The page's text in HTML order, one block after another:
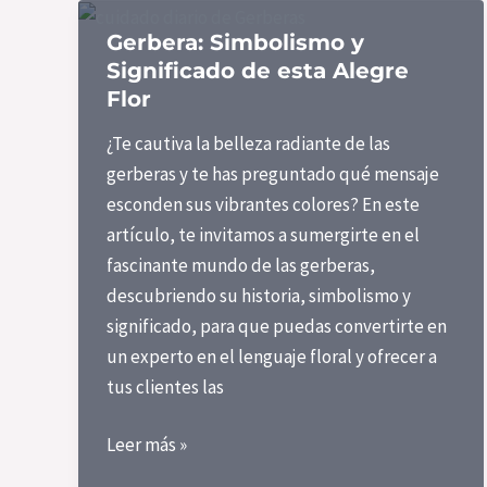
Significado
de
las
Gerbera: Simbolismo y
Significado de esta Alegre
Flor
¿Te cautiva la belleza radiante de las
gerberas y te has preguntado qué mensaje
esconden sus vibrantes colores? En este
artículo, te invitamos a sumergirte en el
fascinante mundo de las gerberas,
descubriendo su historia, simbolismo y
significado, para que puedas convertirte en
un experto en el lenguaje floral y ofrecer a
tus clientes las
Gerbera:
Leer más »